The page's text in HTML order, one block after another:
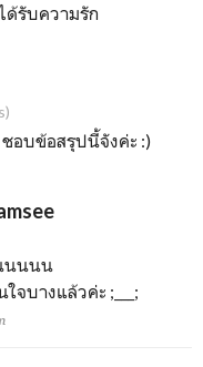
ด้รับความรัก
อบข้อสรุปนี้จังค่ะ :)
นนนน
บางแล้วค่ะ ;___;